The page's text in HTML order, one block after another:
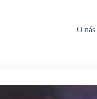
O nás